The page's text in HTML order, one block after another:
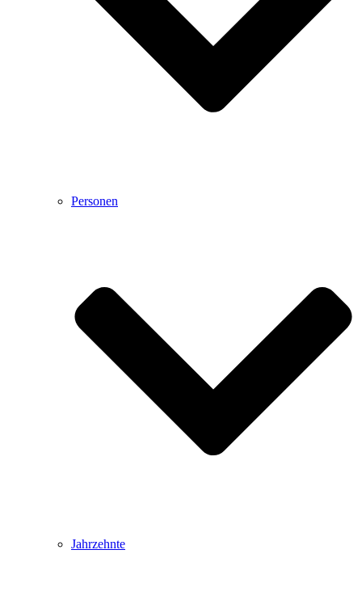
Personen
Jahrzehnte